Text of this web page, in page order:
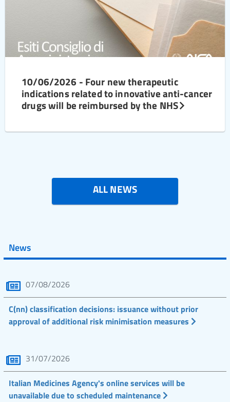
10/06/2026 - Four new therapeutic
indications related to innovative anti-cancer
drugs will be reimbursed by the NHS
ALL NEWS
News
07/08/2026
C(nn) classification decisions: issuance without prior
approval of additional risk minimisation measures
31/07/2026
Italian Medicines Agency's online services will be
unavailable due to scheduled maintenance